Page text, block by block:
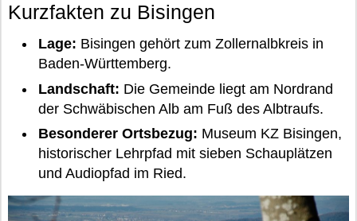
Kurzfakten zu Bisingen
Lage: Bisingen gehört zum Zollernalbkreis in
Baden-Württemberg.
Landschaft: Die Gemeinde liegt am Nordrand
der Schwäbischen Alb am Fuß des Albtraufs.
Besonderer Ortsbezug: Museum KZ Bisingen,
historischer Lehrpfad mit sieben Schauplätzen
und Audiopfad im Ried.